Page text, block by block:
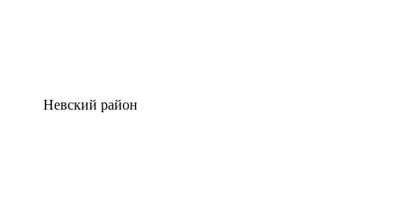
Невский район